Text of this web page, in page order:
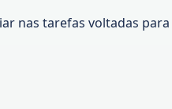
nas tarefas voltadas para